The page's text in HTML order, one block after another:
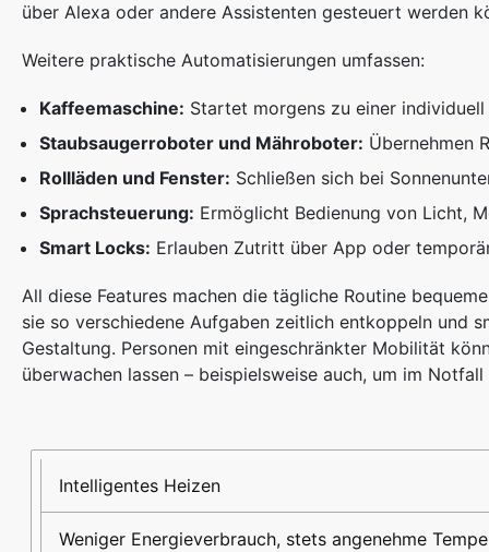
über Alexa oder andere Assistenten gesteuert werden
Weitere praktische Automatisierungen umfassen:
Kaffeemaschine: Startet morgens zu einer
Staubsaugerroboter und Mähroboter: Übernehmen
Rollläden und Fenster: Schließen sich bei
Sprachsteuerung: Ermöglicht Bedienung von Licht,
Smart Locks: Erlauben Zutritt über App oder
All diese Features machen die tägliche Routine
sie so verschiedene Aufgaben zeitlich entkoppeln und
Gestaltung. Personen mit eingeschränkter Mobilität
überwachen lassen – beispielsweise auch, um im
Automatisierungsfunktion
Nutzen
Beispielprodukt
Intelligentes Heizen
Weniger Energieverbrauch, stets angenehme